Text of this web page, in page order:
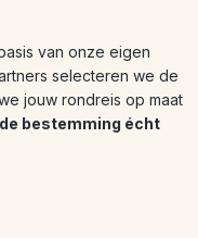
van onze eigen
selecteren we de
jouw rondreis op maat
bestemming écht